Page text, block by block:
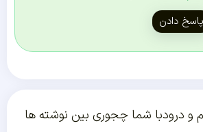
پاسخ دادن
و درودبا شما چجوری بین نوشته ها